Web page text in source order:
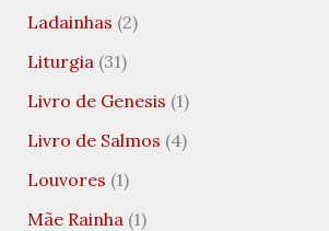
Ladainhas (2)
Liturgia (31)
Livro de Genesis (1)
Livro de Salmos (4)
Louvores (1)
Mãe Rainha (1)